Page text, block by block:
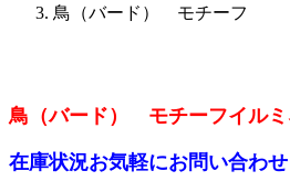
鳥（バード） モチーフ
鳥（バード） モチーフイル
在庫状況お気軽にお問い合わせ